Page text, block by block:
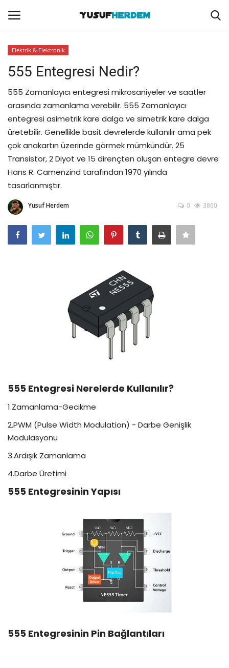
Ana Sayfa
Elektrik & Elektronik
Bilgisayar
Teknoloji
Elektrik & Elektronik
555 Entegresi Nedir?
555 Zamanlayıcı entegresi mikrosaniyeler ve saatler
arasında zamanlama verebilir. 555 Zamanlayıcı
entegresi asimetrik kare dalga ve simetrik kare dalga
üretebilir. Genellikle basit devrelerde kullanılır ama pek
çok anakartın üzerinde görmek mümkündür. 25
Transistor, 2 Diyot ve 15 dirençten oluşan entegre devre
Hans R. Camenzind tarafından 1970 yılında
tasarlanmıştır.
Yusuf Herdem 0 3860
555 Entegresi Nerelerde Kullanılır?
1.Zamanlama-Gecikme
2.PWM (Pulse Width Modulation) - Darbe Genişlik
Modülasyonu
3.Ardışık Zamanlama
4.Darbe Üretimi
555 Entegresinin Yapısı
555 Entegresinin Pin Bağlantıları